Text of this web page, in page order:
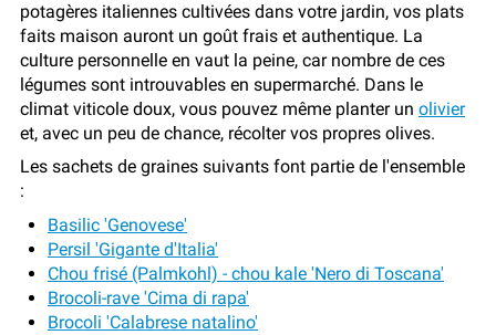
potagères italiennes cultivées dans votre jardin, vos plats
faits maison auront un goût frais et authentique. La
culture personnelle en vaut la peine, car nombre de ces
légumes sont introuvables en supermarché. Dans le
climat viticole doux, vous pouvez même planter un olivier
et, avec un peu de chance, récolter vos propres olives.
Les sachets de graines suivants font partie de l'ensemble
:
Basilic 'Genovese'
Persil 'Gigante d'Italia'
Chou frisé (Palmkohl) - chou kale 'Nero di Toscana'
Brocoli-rave 'Cima di rapa'
Brocoli 'Calabrese natalino'